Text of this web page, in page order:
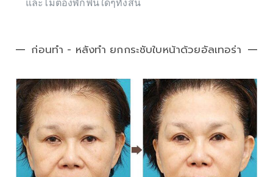
และไม่ต้องพักฟื้นใดๆทั้งสิ้น
ก่อนทำ - หลังทำ ยกกระชับใบหน้าด้วยอัลเทอร่า